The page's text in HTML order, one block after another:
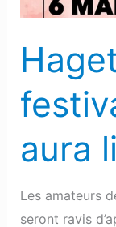
aura
Les amateurs
seront ravis
aura
en